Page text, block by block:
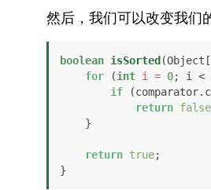
然后，我们可以改变我们
boolean isSorted
for (int i = 0; i <
if
return false
return true;
}